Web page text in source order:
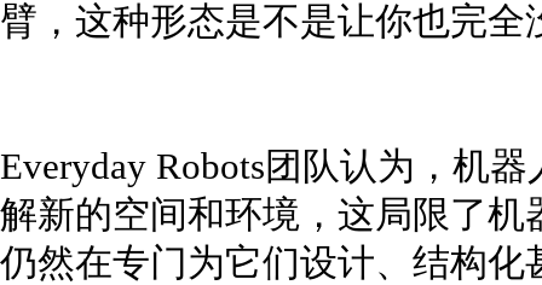
臂，这种形态是不是让你也完全
Everyday Robots团队认为，机
解新的空间和环境，这局限了
仍然在专门为它们设计、结构